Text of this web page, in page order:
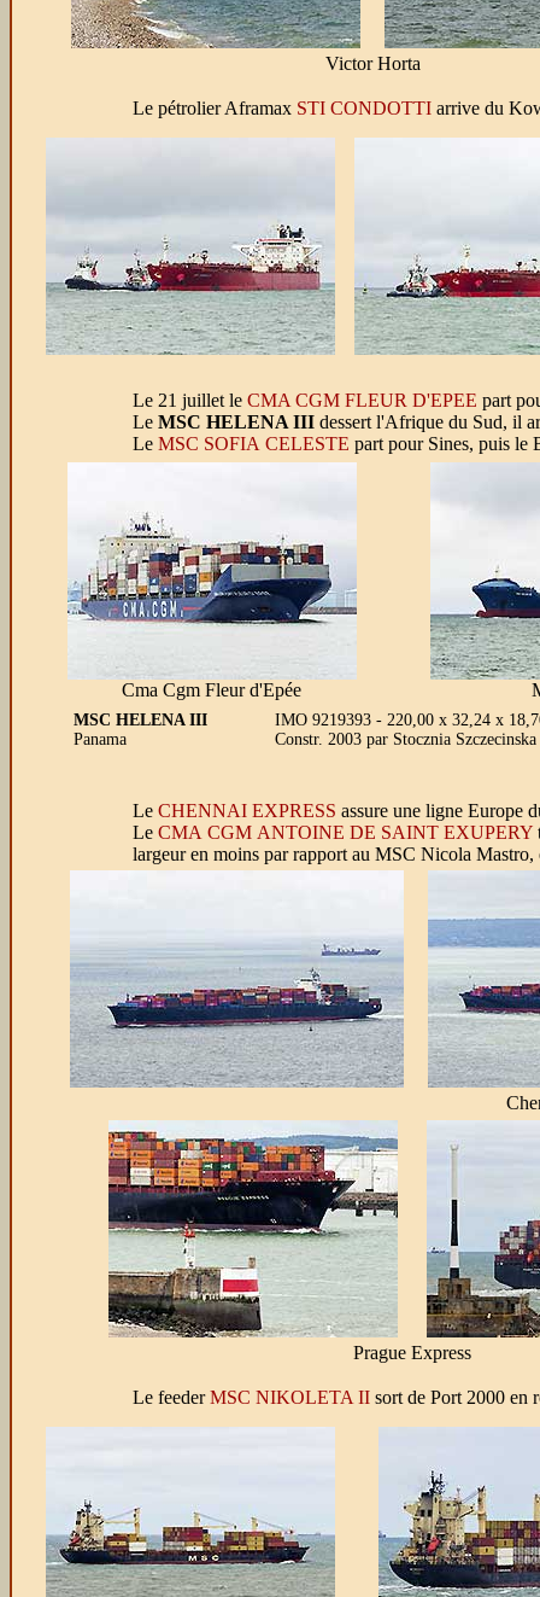
Victor Horta
Le pétrolier Aframax STI CONDOTTI arrive du
Le 21 juillet le CMA CGM FLEUR D'EPEE part
Le MSC HELENA III dessert l'Afrique du Sud, il
Le MSC SOFIA CELESTE part pour Sines, puis le
Cma Cgm Fleur d'Epée
MSC HELENA III
Panama
IMO 9219393 - 220,00 x 32,24 x
Constr. 2003 par Stocznia
Le CHENNAI EXPRESS assure une ligne Europe
Le CMA CGM ANTOINE DE SAINT EXUPERY
largeur en moins par rapport au MSC Nicola
Prague Express
Le feederMSC NIKOLETA II sort de Port 2000 en